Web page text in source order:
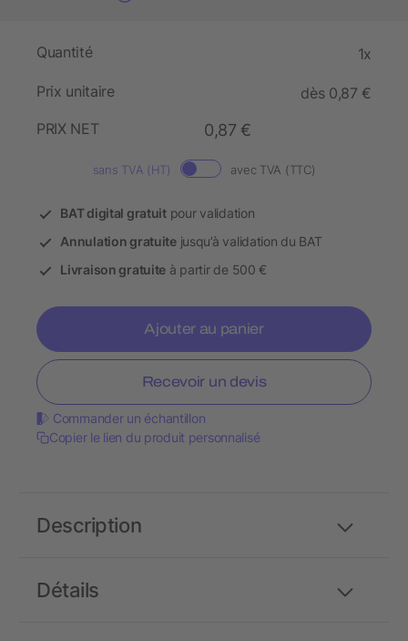
Quantité 1x
Prix unitaire
dès 0,87 €
PRIX NET
0,87 €
sans TVA (HT) avec TVA (TTC)
BAT digital gratuitpour validation
Annulation gratuitejusqu’à validation du BAT
Livraison gratuite à partir de 500 €
Ajouter au panier
Recevoir un devis
Commander un échantillon
Copier le lien du produit personnalisé
Détails
Description